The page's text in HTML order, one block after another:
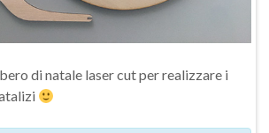
di natale laser cut per realizzare i